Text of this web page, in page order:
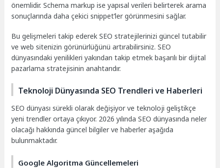
önemlidir. Schema markup ise yapısal verileri belirterek arama
sonuçlarında daha çekici snippet’ler görünmesini sağlar.
Bu gelişmeleri takip ederek SEO stratejilerinizi güncel tutabilir
ve web sitenizin görünürlüğünü artırabilirsiniz. SEO
dünyasındaki yenilikleri yakından takip etmek başarılı bir dijital
pazarlama stratejisinin anahtarıdır.
Teknoloji Dünyasında SEO Trendleri ve Haberleri
SEO dünyası sürekli olarak değişiyor ve teknoloji geliştikçe
yeni trendler ortaya çıkıyor. 2026 yılında SEO dünyasında neler
olacağı hakkında güncel bilgiler ve haberler aşağıda
bulunmaktadır.
Google Algoritma Güncellemeleri